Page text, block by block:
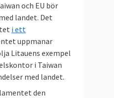
och EU bör
landet. Det
i ett
uppmanar
Litauens exempel
i Taiwan
med landet.
den